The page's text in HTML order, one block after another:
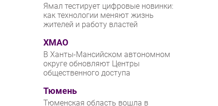
Ямал тестирует цифровые новинки:
как технологии меняют жизнь
жителей и работу властей
ХМАО
В Ханты-Мансийском автономном
округе обновляют Центры
общественного доступа
Тюмень
Тюменская область вошла в